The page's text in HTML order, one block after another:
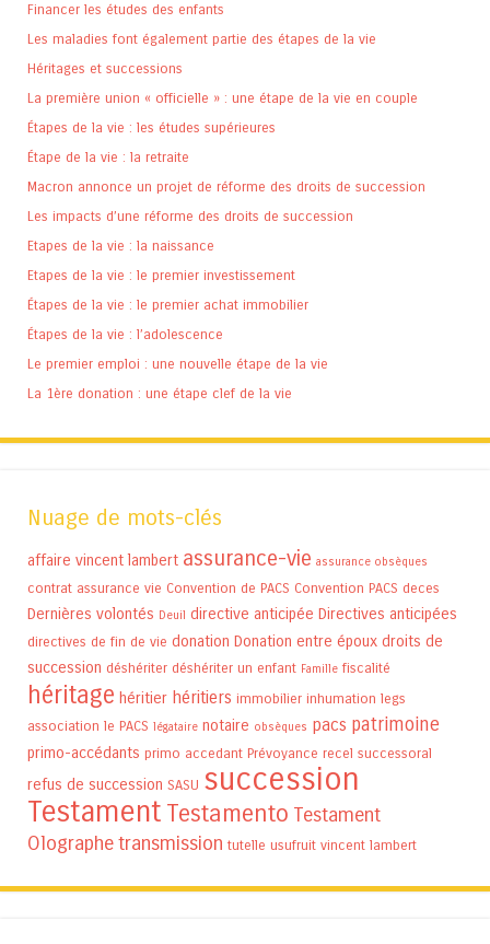
Financer les études des enfants
Les maladies font également partie des étapes de la vie
Héritages et successions
La première union « officielle » : une étape de la vie en couple
Étapes de la vie : les études supérieures
Étape de la vie : la retraite
Macron annonce un projet de réforme des droits de succession
Les impacts d’une réforme des droits de succession
Etapes de la vie : la naissance
Etapes de la vie : le premier investissement
Étapes de la vie : le premier achat immobilier
Étapes de la vie : l’adolescence
Le premier emploi : une nouvelle étape de la vie
La 1ère donation : une étape clef de la vie
Nuage de mots-clés
affaire vincent lambert assurance-vie assurance obsèques
contrat assurance vie Convention de PACS Convention PACS deces
Dernières volontés Deuil directive anticipée Directives anticipées
directives de fin de vie donation Donation entre époux droits de
succession déshériter déshériter un enfant Famille fiscalité
héritage héritier héritiers immobilier inhumation legs
association le PACS légataire notaire obsèques pacs patrimoine
primo-accédants primo accedant Prévoyance recel successoral
refus de succession SASU succession
Testament Testamento Testament
Olographetransmission tutelle usufruit vincent lambert